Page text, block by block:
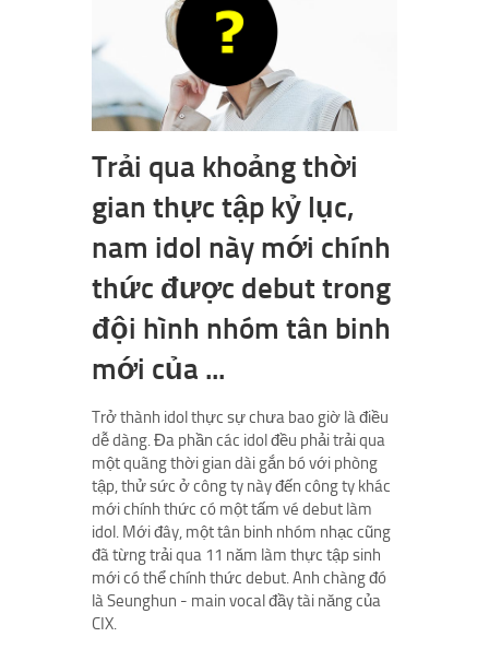
Trải qua khoảng thời
gian thực tập kỷ lục,
nam idol này mới chính
thức được debut trong
đội hình nhóm tân binh
mới của ...
Trở thành idol thực sự chưa bao giờ là điều
dễ dàng. Đa phần các idol đều phải trải qua
một quãng thời gian dài gắn bó với phòng
tập, thử sức ở công ty này đến công ty khác
mới chính thức có một tấm vé debut làm
idol. Mới đây, một tân binh nhóm nhạc cũng
đã từng trải qua 11 năm làm thực tập sinh
mới có thể chính thức debut. Anh chàng đó
là Seunghun - main vocal đầy tài năng của
CIX.